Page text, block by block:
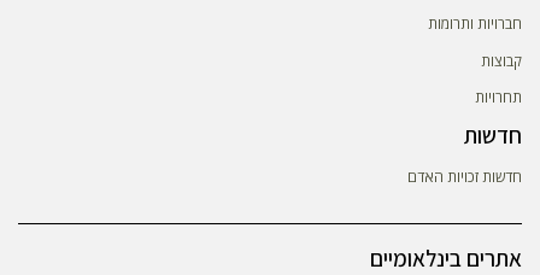
חברויות ותרומות
קבוצות
תחרויות
חדשות
חדשות זכויות האדם
אתרים בינלאומיים